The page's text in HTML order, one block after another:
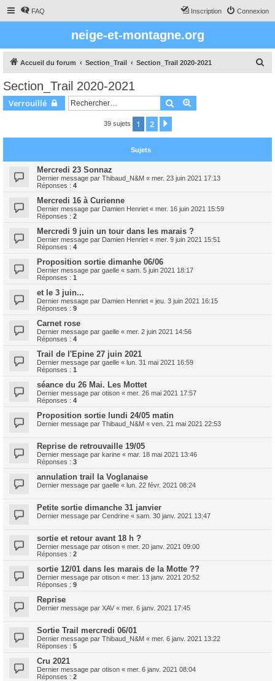
FAQ Connexion
Inscription
neige-et-montagne.org
Accueil du forum Section_Trail Section_Trail 2020-2021
Section_Trail 2020-2021
Verrouillé Rechercher
39 sujets 1 2
Sujets
Mercredi 23 Sonnaz
Dernier message par Thibaud_N&M « mer. 23 juin 2021 17:13
Réponses : 4
Mercredi 16 à Curienne
Dernier message par Damien Henriet « mer. 16 juin 2021 15:59
Réponses : 2
Mercredi 9 juin un tour dans les marais ?
Dernier message par Damien Henriet « mer. 9 juin 2021 15:51
Réponses : 4
Proposition sortie dimanhe 06/06
Dernier message par gaelle « sam. 5 juin 2021 18:17
Réponses : 1
et le 3 juin...
Dernier message par Damien Henriet « jeu. 3 juin 2021 16:15
Réponses : 9
Carnet rose
Dernier message par gaelle « mer. 2 juin 2021 14:56
Réponses : 4
Trail de l'Epine 27 juin 2021
Dernier message par gaelle « lun. 31 mai 2021 16:59
Réponses : 1
séance du 26 Mai. Les Mottet
Dernier message par otison « mer. 26 mai 2021 17:57
Réponses : 4
Proposition sortie lundi 24/05 matin
Dernier message par Thibaud_N&M « ven. 21 mai 2021 22:53
Reprise de retrouvaille 19/05
Dernier message par karine « mar. 18 mai 2021 13:46
Réponses : 3
annulation trail la Voglanaise
Dernier message par gaelle « lun. 22 févr. 2021 08:24
Petite sortie dimanche 31 janvier
Dernier message par Cendrine « sam. 30 janv. 2021 13:47
sortie et retour avant 18 h ?
Dernier message par otison « mer. 20 janv. 2021 09:00
Réponses : 2
sortie 12/01 dans les marais de la Motte ??
Dernier message par otison « mer. 13 janv. 2021 20:52
Réponses : 9
Reprise
Dernier message par XAV « mer. 6 janv. 2021 17:45
Sortie Trail mercredi 06/01
Dernier message par Thibaud_N&M « mer. 6 janv. 2021 13:22
Réponses : 5
Cru 2021
Dernier message par otison « mer. 6 janv. 2021 08:04
Réponses : 2